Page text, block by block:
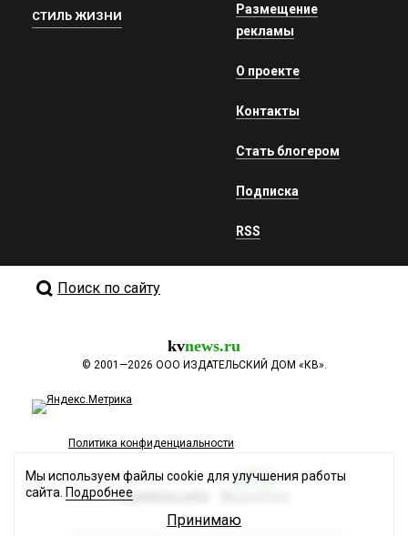
СТИЛЬ ЖИЗНИ
Размещение
рекламы
О проекте
Контакты
Стать блогером
Подписка
RSS
Поиск по сайту
kvnews.ru
© 2001—2026 ООО ИЗДАТЕЛЬСКИЙ ДОМ «КВ».
Политика конфиденциальности
Разработка сайта
Мы используем файлы cookie для улучшения работы
сайта. Подробнее
Принимаю